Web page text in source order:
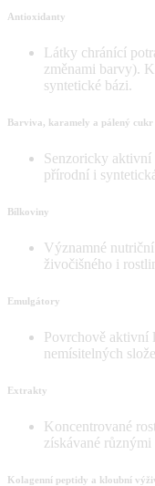
Antioxidanty
Látky chránící
změnami barvy).
syntetické bázi.
Barviva, karamely a pálený cukr
Senzoricky
přírodní i
Bílkoviny
Významné
živočišného i
Emulgátory
Povrchově aktivní
nemísitelných
Extrakty
Koncentrované
získávané
Kolagenní peptidy a kloubní